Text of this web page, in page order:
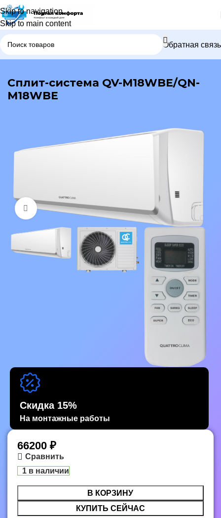
Skip to navigation
Skip to main content
Обратная связь
В каталог
Сплит-система QV-M18WBE/QN-
M18WBE
Нажмите, чтобы увеличить изображение
Скидка 15%
На монтажные работы
66200 ₽
Сравнить
1 в наличии
В КОРЗИНУ
КУПИТЬ СЕЙЧАС